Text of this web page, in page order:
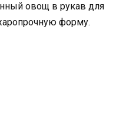
овощ в рукав для
форму.